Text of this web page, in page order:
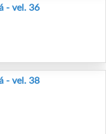
- vel. 36
- vel. 38